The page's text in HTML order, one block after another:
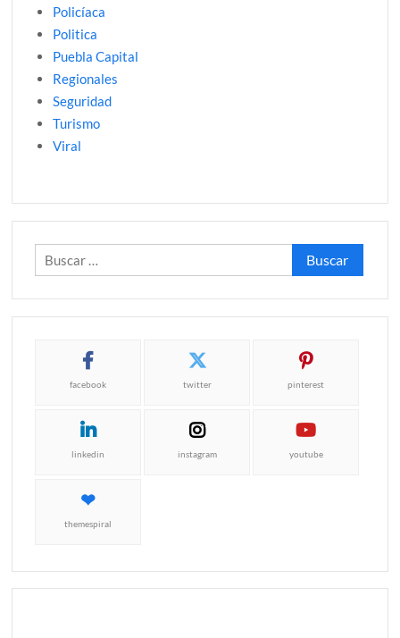
Policíaca
Politica
Puebla Capital
Regionales
Seguridad
Turismo
Viral
Buscar:
facebook twitter pinterest
linkedin instagram youtube
themespiral